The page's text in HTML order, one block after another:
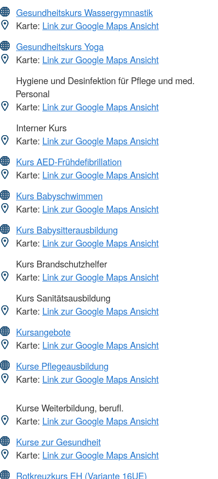
Gesundheitskurs Wassergymnastik
Karte: Link zur Google Maps Ansicht
Gesundheitskurs Yoga
Karte: Link zur Google Maps Ansicht
Hygiene und Desinfektion für Pflege und med.
Personal
Karte: Link zur Google Maps Ansicht
Interner Kurs
Karte: Link zur Google Maps Ansicht
Kurs AED-Frühdefibrillation
Karte: Link zur Google Maps Ansicht
Kurs Babyschwimmen
Karte: Link zur Google Maps Ansicht
Kurs Babysitterausbildung
Karte: Link zur Google Maps Ansicht
Kurs Brandschutzhelfer
Karte: Link zur Google Maps Ansicht
Kurs Sanitätsausbildung
Karte: Link zur Google Maps Ansicht
Kursangebote
Karte: Link zur Google Maps Ansicht
Kurse Pflegeausbildung
Karte: Link zur Google Maps Ansicht
Kurse Weiterbildung, berufl.
Karte: Link zur Google Maps Ansicht
Kurse zur Gesundheit
Karte: Link zur Google Maps Ansicht
Rotkreuzkurs EH (Variante 16UE)